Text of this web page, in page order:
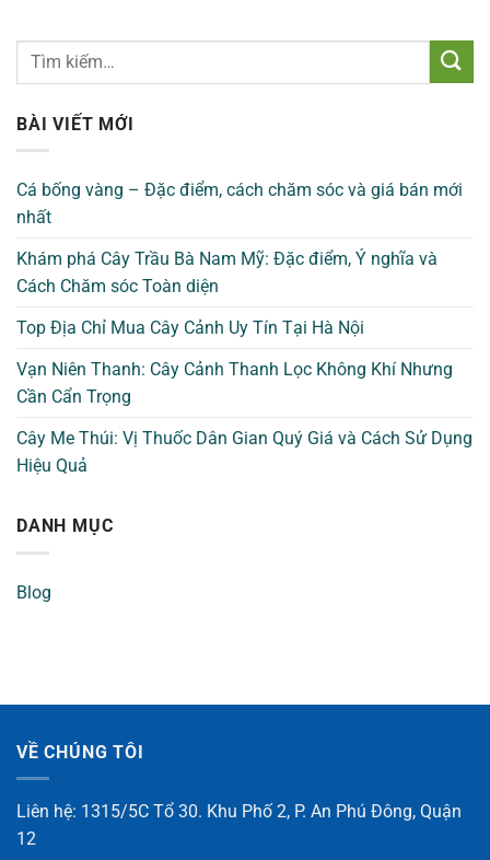
BÀI VIẾT MỚI
Cá bống vàng – Đặc điểm, cách chăm sóc và giá bán mới
nhất
Khám phá Cây Trầu Bà Nam Mỹ: Đặc điểm, Ý nghĩa và
Cách Chăm sóc Toàn diện
Top Địa Chỉ Mua Cây Cảnh Uy Tín Tại Hà Nội
Vạn Niên Thanh: Cây Cảnh Thanh Lọc Không Khí Nhưng
Cần Cẩn Trọng
Cây Me Thúi: Vị Thuốc Dân Gian Quý Giá và Cách Sử Dụng
Hiệu Quả
DANH MỤC
Blog
VỀ CHÚNG TÔI
Liên hệ: 1315/5C Tổ 30. Khu Phố 2, P. An Phú Đông, Quận
12